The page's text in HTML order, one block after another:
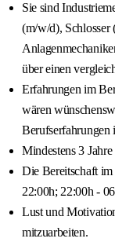
Sie sind
(m/w/d),
über einen
Erfahrungen im
wären
Berufserfahrungen
Mindestens 3
Die Bereitschaft
22:00h; 22:00h -
Lust und
mitzuarbeiten.